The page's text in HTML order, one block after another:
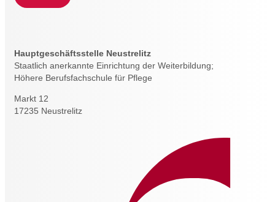
Hauptgeschäftsstelle Neustrelitz
Staatlich anerkannte Einrichtung der Weiterbildung;
Höhere Berufsfachschule für Pflege
Markt 12
17235 Neustrelitz